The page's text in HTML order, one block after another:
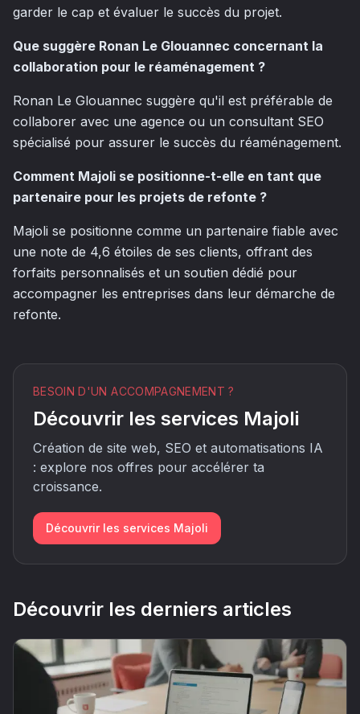
garder le cap et évaluer le succès du projet.
Que suggère Ronan Le Glouannec concernant la
collaboration pour le réaménagement ?
Ronan Le Glouannec suggère qu'il est préférable de
collaborer avec une agence ou un consultant SEO
spécialisé pour assurer le succès du réaménagement.
Comment Majoli se positionne-t-elle en tant que
partenaire pour les projets de refonte ?
Majoli se positionne comme un partenaire fiable avec
une note de 4,6 étoiles de ses clients, offrant des
forfaits personnalisés et un soutien dédié pour
accompagner les entreprises dans leur démarche de
refonte.
BESOIN D'UN ACCOMPAGNEMENT ?
Découvrir les services Majoli
Création de site web, SEO et automatisations IA
: explore nos offres pour accélérer ta
croissance.
Découvrir les services Majoli
Découvrir les derniers articles